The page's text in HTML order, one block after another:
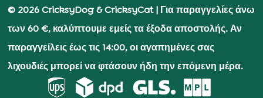
© 2026 CricksyDog & CricksyCat| Για παραγγελίες άνω
των 60 €, καλύπτουμε εμείς τα έξοδα αποστολής. Αν
παραγγείλεις έως τις 14:00, οι αγαπημένες σας
λιχουδιές μπορεί να φτάσουν ήδη την επόμενη μέρα.